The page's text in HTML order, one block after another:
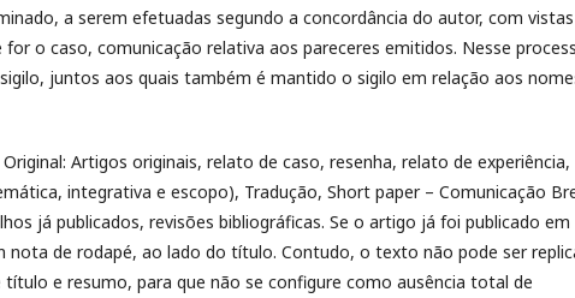
a serem efetuadas segundo a concordância do autor, com
o caso, comunicação relativa aos pareceres emitidos. Nesse
juntos aos quais também é mantido o sigilo em relação aos
Artigos originais, relato de caso, resenha, relato de experiência,
integrativa e escopo), Tradução, Short paper – Comunicação
já publicados, revisões bibliográficas. Se o artigo já foi publicado em
nota de rodapé, ao lado do título. Contudo, o texto não pode ser
e resumo, para que não se configure como ausência total de